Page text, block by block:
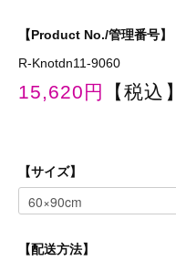
【Product No./管理番号】
R-Knotdn11-9060
15,620円 【税込】
【サイズ】
【配送方法】